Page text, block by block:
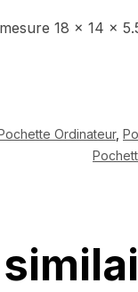
18 x 14 x
Ordinateur,